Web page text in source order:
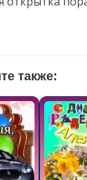
также: